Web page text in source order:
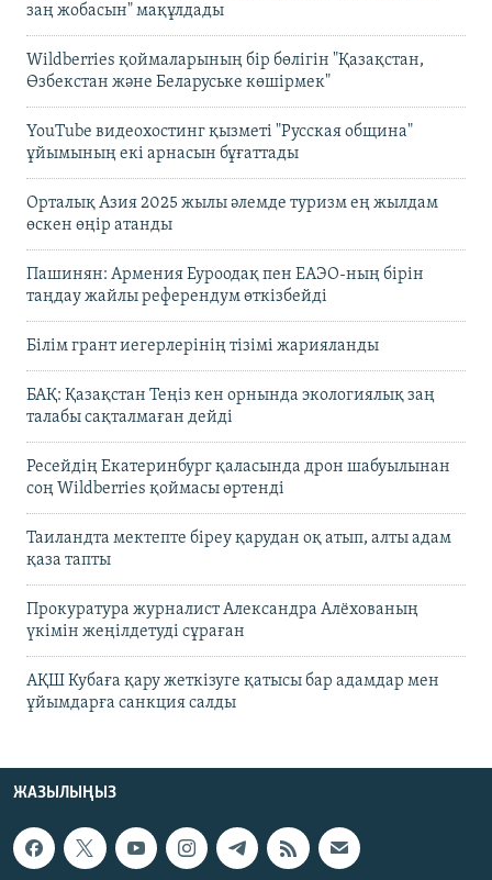
заң жобасын" мақұлдады
Wildberries қоймаларының бір бөлігін "Қазақстан,
Өзбекстан және Беларуське көшірмек"
YouTube видеохостинг қызметі "Русская община"
ұйымының екі арнасын бұғаттады
Орталық Азия 2025 жылы әлемде туризм ең жылдам
өскен өңір атанды
Пашинян: Армения Еуроодақ пен ЕАЭО-ның бірін
таңдау жайлы референдум өткізбейді
Білім грант иегерлерінің тізімі жарияланды
БАҚ: Қазақстан Теңіз кен орнында экологиялық заң
талабы сақталмаған дейді
Ресейдің Екатеринбург қаласында дрон шабуылынан
соң Wildberries қоймасы өртенді
Таиландта мектепте біреу қарудан оқ атып, алты адам
қаза тапты
Прокуратура журналист Александра Алёхованың
үкімін жеңілдетуді сұраған
АҚШ Кубаға қару жеткізуге қатысы бар адамдар мен
ұйымдарға санкция салды
ЖАЗЫЛЫҢЫЗ